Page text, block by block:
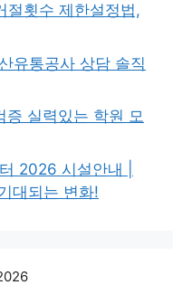
절횟수 제한설정법,
유통공사 상담 솔직
증 실력있는 학원 모
2026 시설안내 |
대되는 변화!